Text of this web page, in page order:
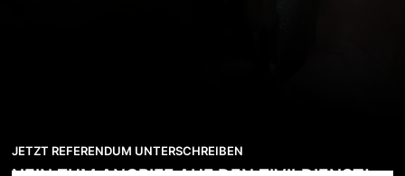
JETZT REFERENDUM UNTERSCHREIBEN